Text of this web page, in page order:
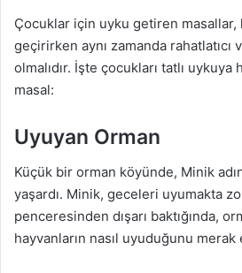
Çocuklar için uyku getiren
geçirirken aynı zamanda rahatlatıcı
olmalıdır. İşte çocukları tatlı uykuya
masal:
Uyuyan Orman
Küçük bir orman köyünde, Minik
yaşardı. Minik, geceleri uyumakta
penceresinden dışarı baktığında,
hayvanların nasıl uyuduğunu merak